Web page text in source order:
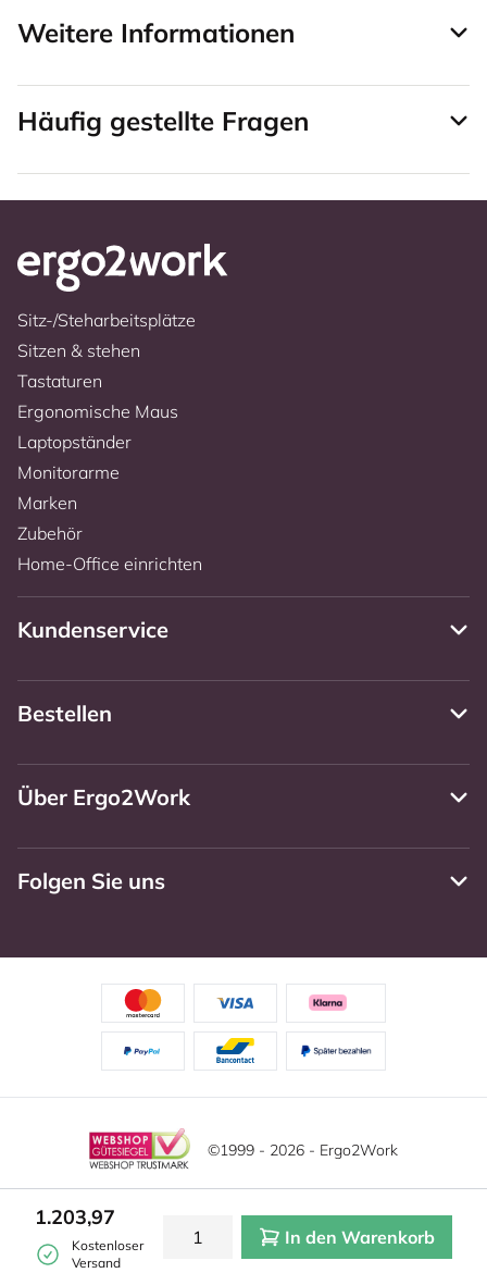
1.203,97
Kostenloser
Versand
In den Warenkorb
Weitere Informationen
Häufig gestellte Fragen
Sitz-/Steharbeitsplätze
Sitzen & stehen
Tastaturen
Ergonomische Maus
Laptopständer
Monitorarme
Marken
Zubehör
Home-Office einrichten
Kundenservice
Bestellen
Über Ergo2Work
Folgen Sie uns
©1999 - 2026 - Ergo2Work
Haftungsausschluss
Allgemeine Geschäftsbedingungen
Cookie-Einstellungen
Diese Website verwendet Cookies. Lesen Sie unsere
Datenschutzerklärung für weitere Informationen.Mehr
|Verstecken